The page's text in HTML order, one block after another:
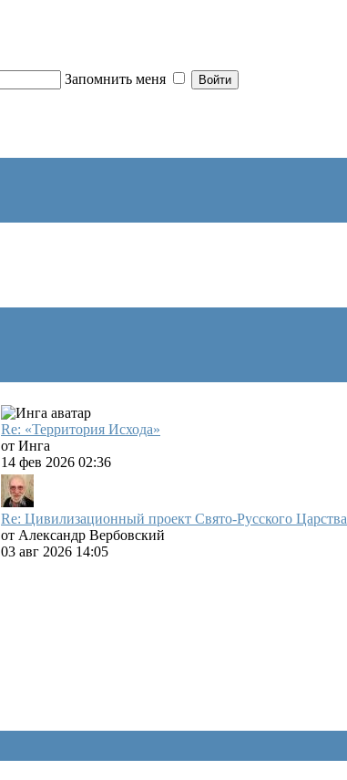
Запомнить меня
Re: «Территория Исхода»
от Инга
14 фев 2026 02:36
Re: Цивилизационный проект Свято-Русского Царства
от Александр Вербовский
03 авг 2026 14:05